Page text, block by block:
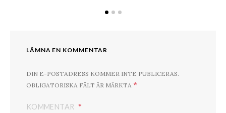
LÄMNA EN KOMMENTAR
DIN E-POSTADRESS KOMMER INTE PUBLICERAS.
OBLIGATORISKA FÄLT ÄR MÄRKTA *
KOMMENTAR